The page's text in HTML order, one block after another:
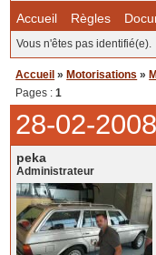
Accueil Règles
Vous n'êtes pas identifié(e).
Accueil » Motorisations »
Pages :1
28-02-
peka
Administrateur